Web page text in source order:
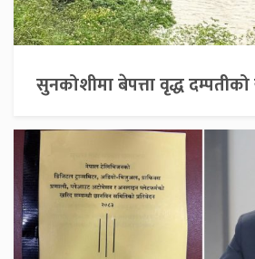
सुनकोशीमा बेपत्ता वृद्ध